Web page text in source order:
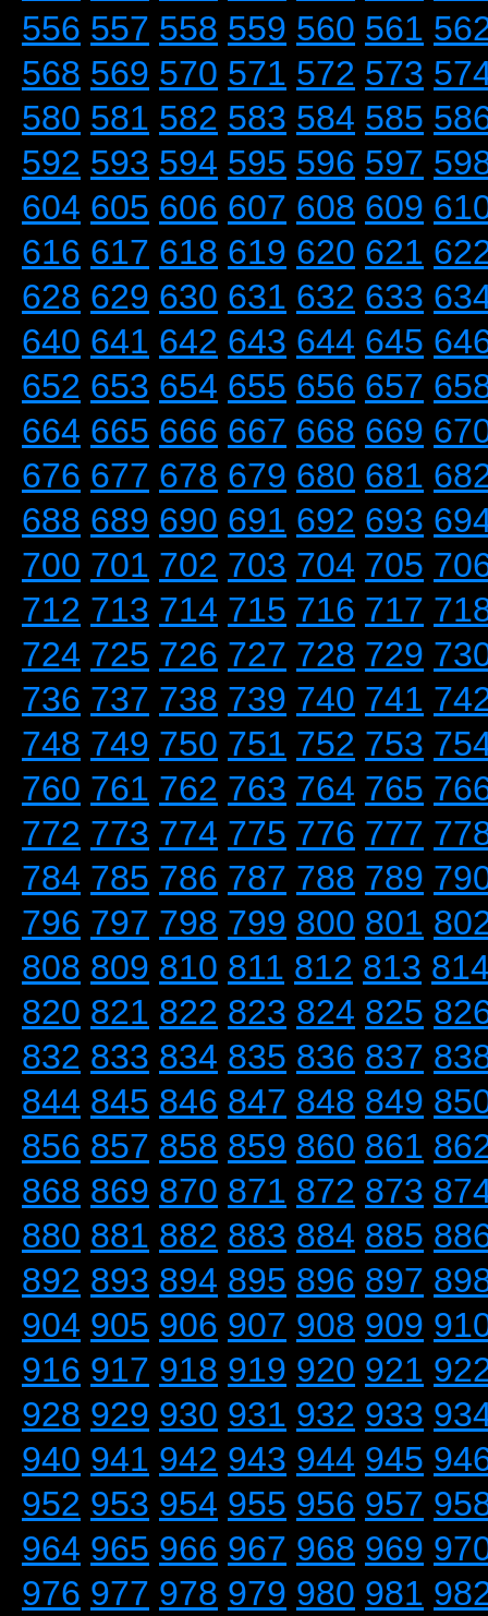
556 557 558 559 560 561
568 569 570 571 572 573
580 581 582 583 584 585
592 593 594 595 596 597
604 605 606 607 608 609
616 617 618 619 620 621
628 629 630 631 632 633
640 641 642 643 644 645
652 653 654 655 656 657
664 665 666 667 668 669
676 677 678 679 680 681
688 689 690 691 692 693
700 701 702 703 704 705
712 713 714 715 716 717
724 725 726 727 728 729
736 737 738 739 740 741
748 749 750 751 752 753
760 761 762 763 764 765
772 773 774 775 776 777
784 785 786 787 788 789
796 797 798 799 800 801
808 809 810 811 812 813
820 821 822 823 824 825
832 833 834 835 836 837
844 845 846 847 848 849
856 857 858 859 860 861
868 869 870 871 872 873
880 881 882 883 884 885
892 893 894 895 896 897
904 905 906 907 908 909
916 917 918 919 920 921
928 929 930 931 932 933
940 941 942 943 944 945
952 953 954 955 956 957
964 965 966 967 968 969
976 977 978 979 980 981